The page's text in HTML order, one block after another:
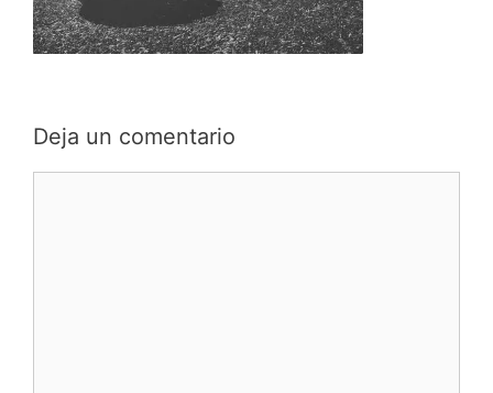
Deja un comentario